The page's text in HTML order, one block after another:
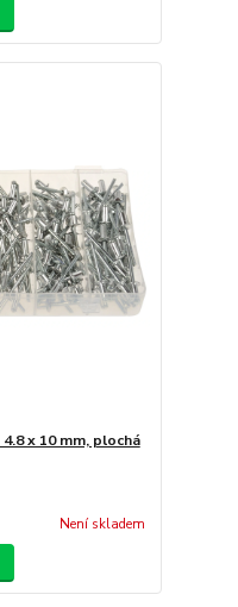
x 10 mm, plochá
Není skladem